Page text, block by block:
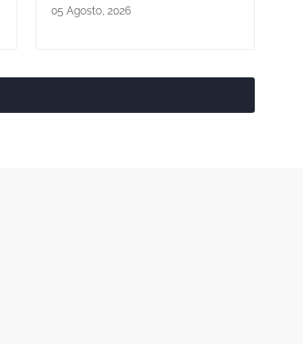
05 Agosto, 2026